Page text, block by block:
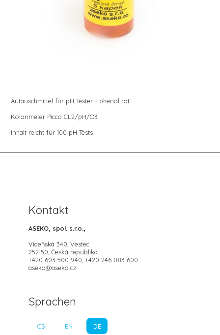
Autauschmittel für pH Tester - phenol rot
Kolorimeter Picco CL2/pH/O3
Inhalt reicht für 100 pH Tests
Kontakt
ASEKO, spol. s.r.o.,
Vídeňská 340, Vestec
252 50, Česká republika
+420 603 500 940, +420 246 083 600
aseko@aseko.cz
Sprachen
CS EN DE